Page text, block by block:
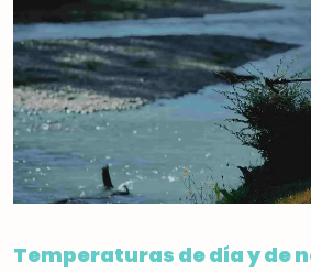
Temperaturas de día y de